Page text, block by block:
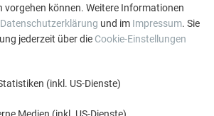
vorgehen können. Weitere Informationen
Datenschutzerklärung und im Impressum. Sie
jederzeit über die Cookie-Einstellungen
(inkl. US-Dienste)
Medien (inkl. US-Dienste)